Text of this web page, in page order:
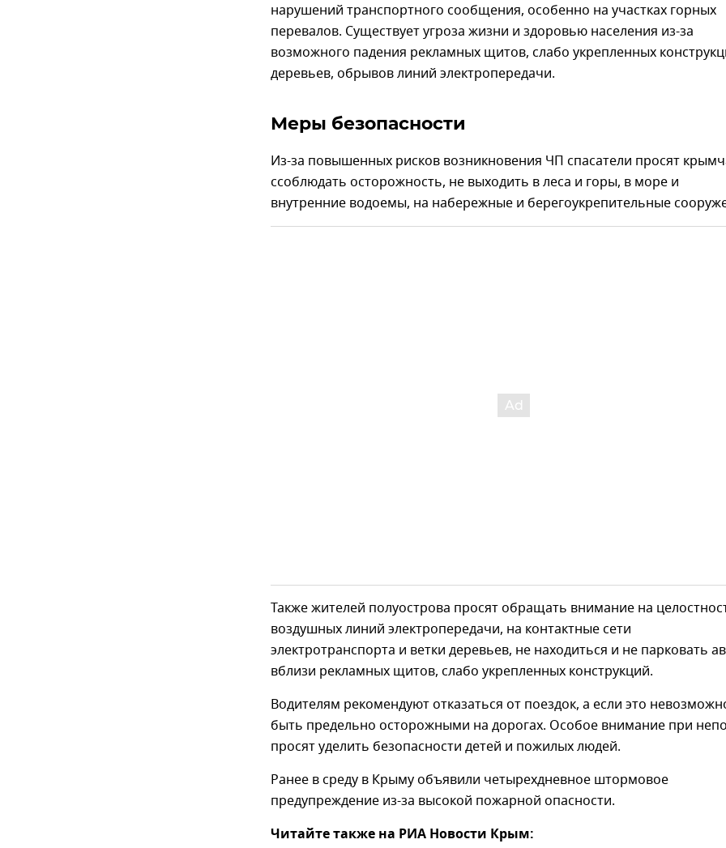
нарушений транспортного сообщения, особенно на участках горных
перевалов. Существует угроза жизни и здоровью населения из-за
возможного падения рекламных щитов, слабо укрепленных
деревьев, обрывов линий электропередачи.
Меры безопасности
Из-за повышенных рисков возникновения ЧП спасатели просят
cсоблюдать осторожность, не выходить в леса и горы, в море и
внутренние водоемы, на набережные и берегоукрепительные
Также жителей полуострова просят обращать внимание на
воздушных линий электропередачи, на контактные сети
электротранспорта и ветки деревьев, не находиться и не парковать
вблизи рекламных щитов, слабо укрепленных конструкций.
Водителям рекомендуют отказаться от поездок, а если это
быть предельно осторожными на дорогах. Особое внимание при
просят уделить безопасности детей и пожилых людей.
Ранее в среду в Крыму объявили четырехдневное штормовое
предупреждение из-за высокой пожарной опасности.
Читайте также на РИА Новости Крым: